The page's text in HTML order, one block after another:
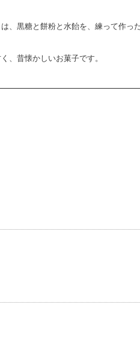
、黒糖と餅粉と水飴を、練って作っ
、昔懐かしいお菓子です。